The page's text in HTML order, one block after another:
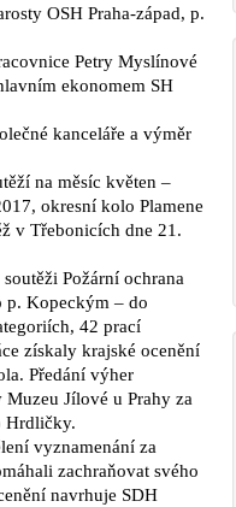
OSH Praha-západ, p.
Petry Myslínové
ekonomem SH
kanceláře a výměr
na měsíc květen –
okresní kolo Plamene
v Třebonicích dne 21.
Požární ochrana
p. Kopeckým – do
42 prací
získaly krajské ocenění
Předání výher
Jílové u Prahy za
Hrdličky.
vyznamenání za
zachraňovat svého
navrhuje SDH